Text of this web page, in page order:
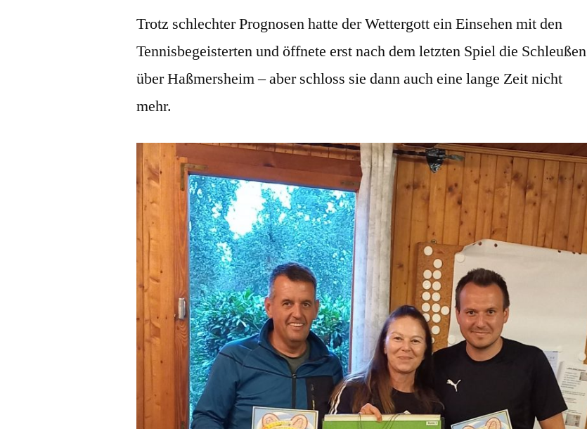
Trotz schlechter Prognosen hatte der Wettergott ein Einsehen mit den
Tennisbegeisterten und öffnete erst nach dem letzten Spiel die Schleußen
über Haßmersheim – aber schloss sie dann auch eine lange Zeit nicht
mehr.